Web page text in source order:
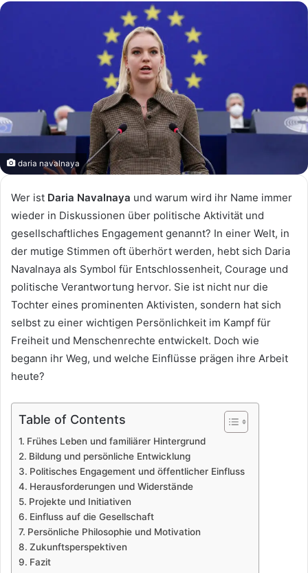
daria navalnaya
Wer ist Daria Navalnaya und warum wird ihr Name immer
wieder in Diskussionen über politische Aktivität und
gesellschaftliches Engagement genannt? In einer Welt, in
der mutige Stimmen oft überhört werden, hebt sich Daria
Navalnaya als Symbol für Entschlossenheit, Courage und
politische Verantwortung hervor. Sie ist nicht nur die
Tochter eines prominenten Aktivisten, sondern hat sich
selbst zu einer wichtigen Persönlichkeit im Kampf für
Freiheit und Menschenrechte entwickelt. Doch wie
begann ihr Weg, und welche Einflüsse prägen ihre Arbeit
heute?
Table of Contents
Frühes Leben und familiärer Hintergrund
Bildung und persönliche Entwicklung
Politisches Engagement und öffentlicher Einfluss
Herausforderungen und Widerstände
Projekte und Initiativen
Einfluss auf die Gesellschaft
Persönliche Philosophie und Motivation
Zukunftsperspektiven
Fazit